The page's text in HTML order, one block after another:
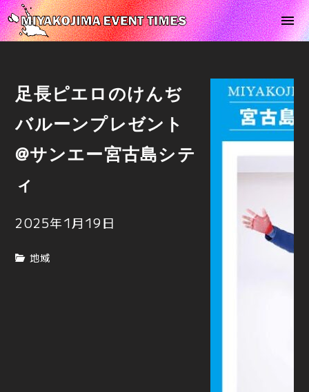
足長ピエロのけんぢ
バルーンプレゼント
@サンエー宮古島シテ
ィ
2025年1月19日
地域